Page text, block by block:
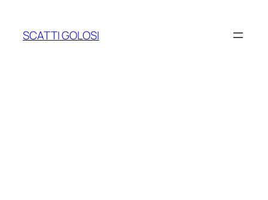
contenuto
SCATTI GOLOSI